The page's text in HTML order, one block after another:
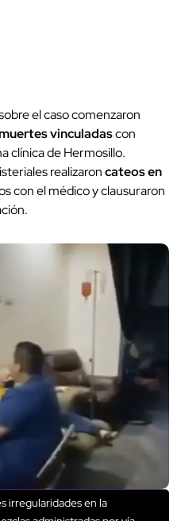
el caso comenzaron
vinculadascon
clínica de Hermosillo.
realizaroncateos en
con el médico y clausuraron
irregularidades en la